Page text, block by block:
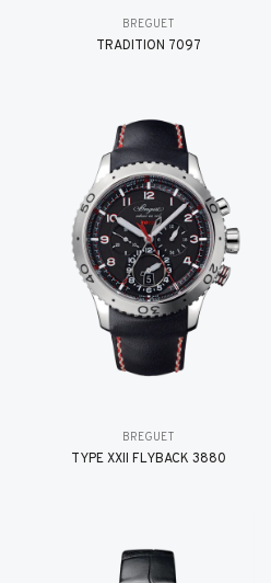
BREGUET
TRADITION 7097
BREGUET
TYPE XXII FLYBACK 3880